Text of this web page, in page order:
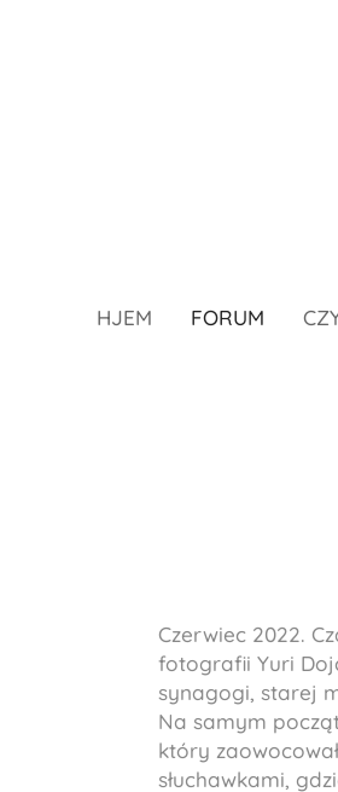
HJEM FORUM
Czerwiec 2022.
fotografii Yuri
synagogi, starej
Na samym
który
słuchawkami,